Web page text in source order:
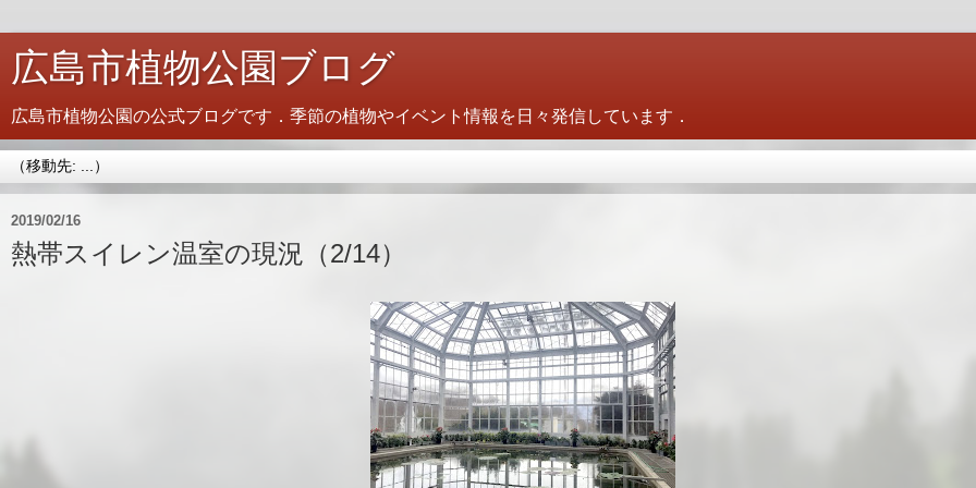
広島市植物公園ブログ
広島市植物公園の公式ブログです．季節の植物やイベント情報を日々発信しています．
2019/02/16
熱帯スイレン温室の現況（2/14）